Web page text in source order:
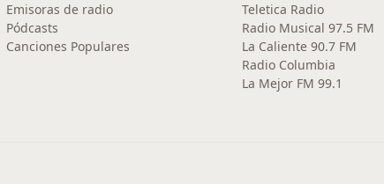
Emisoras de radio
Pódcasts
Canciones Populares
Teletica Radio
Radio Musical 97.5 FM
La Caliente 90.7 FM
Radio Columbia
La Mejor FM 99.1